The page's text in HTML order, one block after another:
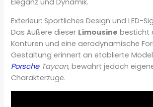
Eleganz und Dynamik.
Exterieur: Sportliches Design und LED-
Das Äußere dieser Limousine besticht
Konturen und eine aerodynamische
Gestaltung erinnert an etablierte
PorscheTaycan, bewahrt jedoch
Charakterzüge.